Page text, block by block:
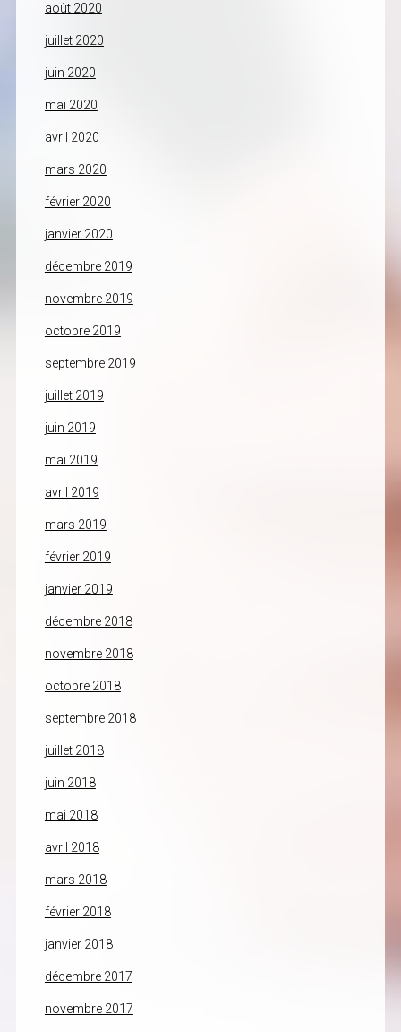
août 2020
juillet 2020
juin 2020
mai 2020
avril 2020
mars 2020
février 2020
janvier 2020
décembre 2019
novembre 2019
octobre 2019
septembre 2019
juillet 2019
juin 2019
mai 2019
avril 2019
mars 2019
février 2019
janvier 2019
décembre 2018
novembre 2018
octobre 2018
septembre 2018
juillet 2018
juin 2018
mai 2018
avril 2018
mars 2018
février 2018
janvier 2018
décembre 2017
novembre 2017